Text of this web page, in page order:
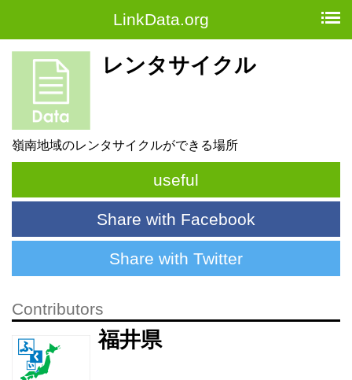
LinkData.org
レンタサイクル
嶺南地域のレンタサイクルができる場所
useful
Share with Facebook
Share with Twitter
Contributors
福井県